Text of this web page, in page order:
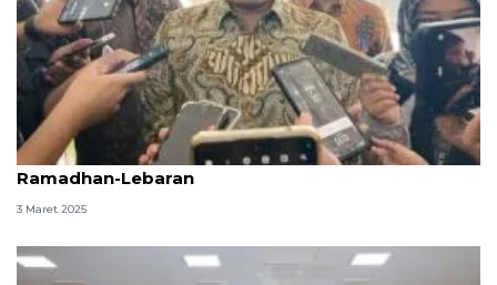
Pemerintah komitmen jaga aktivitas ekonomi
Ramadhan-Lebaran
3 Maret 2025